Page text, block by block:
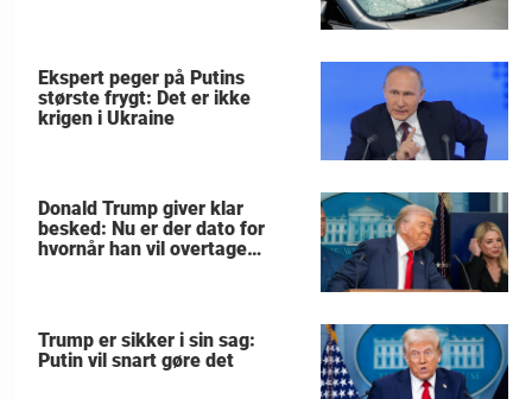
Ekspert peger på Putins
største frygt: Det er ikke
krigen i Ukraine
Donald Trump giver klar
besked: Nu er der dato for
hvornår han vil overtage
Trump er sikker i sin sag:
Putin vil snart gøre det